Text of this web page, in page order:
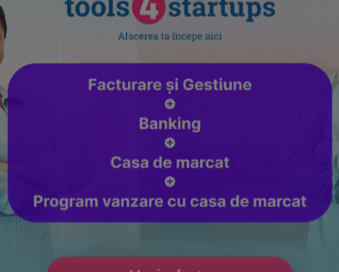
Vezi oferta